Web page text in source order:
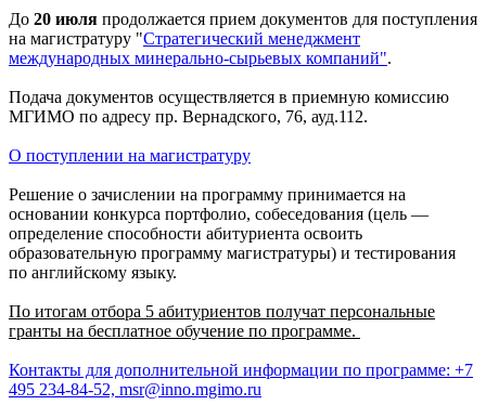
До 20 июля продолжается прием документов для поступления
на магистратуру "Стратегический менеджмент
международных минерально-сырьевых компаний".
Подача документов осуществляется в приемную комиссию
МГИМО по адресу пр. Вернадского, 76, ауд.112.
О поступлении на магистратуру
Решение о зачислении на программу принимается на
основании конкурса портфолио, собеседования (цель —
определение способности абитуриента освоить
образовательную программу магистратуры) и тестирования
по английскому языку.
По итогам отбора 5 абитуриентов получат персональные
гранты на бесплатное обучение по программе.
Контакты для дополнительной информации по программе: +7
495 234-84-52, msr@inno.mgimo.ru